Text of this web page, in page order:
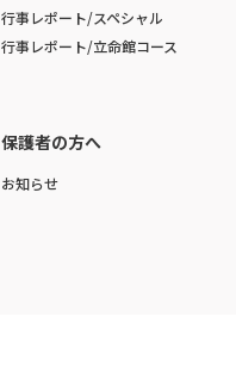
行事レポート/スペシャル
行事レポート/立命館コース
保護者の方へ
お知らせ